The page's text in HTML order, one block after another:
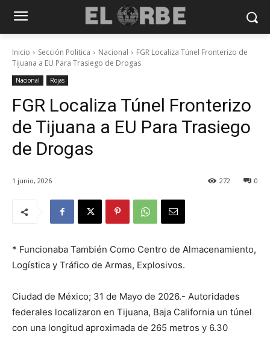
Inicio Sección Politica Nacional
FGR Localiza Túnel Fronterizo de
Tijuana a EU Para Trasiego de Drogas
Nacional Rojas
FGR Localiza Túnel Fronterizo
de Tijuana a EU Para Trasiego
de Drogas
1 junio, 2026 0
272
* Funcionaba También Como Centro de Almacenamiento,
Logística y Tráfico de Armas, Explosivos.
Ciudad de México; 31 de Mayo de 2026.- Autoridades
federales localizaron en Tijuana, Baja California un túnel
con una longitud aproximada de 265 metros y 6.30